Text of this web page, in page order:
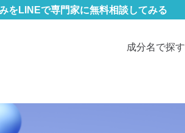
をLINEで専門家に無料相談してみる
成分名で探す